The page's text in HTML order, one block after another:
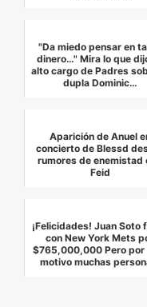
"Da miedo pensar en
dinero…" Mira lo que
alto cargo de Padres
dupla Dominic…
Aparición de Anuel
concierto de Blessd
rumores de enemistad
Feid
¡Felicidades! Juan Soto
con New York Mets
$765,000,000 Pero por
motivo muchas